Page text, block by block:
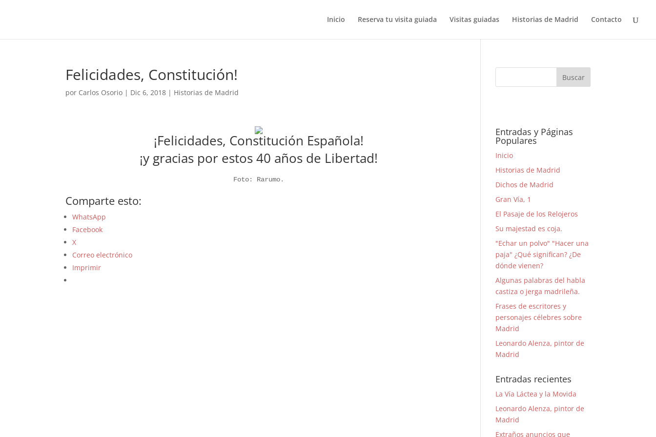
Inicio Reserva tu visita guiada Visitas guiadas Historias de Madrid Contacto
Felicidades, Constitución!
por Carlos Osorio | Dic 6, 2018 | Historias de Madrid
¡Felicidades, Constitución Española!
¡y gracias por estos 40 años de Libertad!
Foto: Rarumo.
Comparte esto:
WhatsApp
Facebook
X
Correo electrónico
Imprimir
Entradas y Páginas
Populares
Inicio
Historias de Madrid
Dichos de Madrid
Gran Vía, 1
El Pasaje de los Relojeros
Su majestad es coja.
"Echar un polvo" "Hacer una
paja" ¿Qué significan? ¿De
dónde vienen?
Algunas palabras del habla
castiza o jerga madrileña.
Frases de escritores y
personajes célebres sobre
Madrid
Leonardo Alenza, pintor de
Madrid
Entradas recientes
La Vía Láctea y la Movida
Leonardo Alenza, pintor de
Madrid
Extraños anuncios que